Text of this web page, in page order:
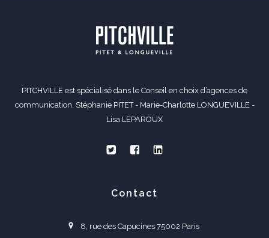
PITCHVILLE est spécialisé dans le Conseil en choix d’agences de
communication. Stéphanie PITET - Marie-Charlotte LONGUEVILLE -
Lisa LEPAROUX
Contact
8, rue des Capucines 75002 Paris